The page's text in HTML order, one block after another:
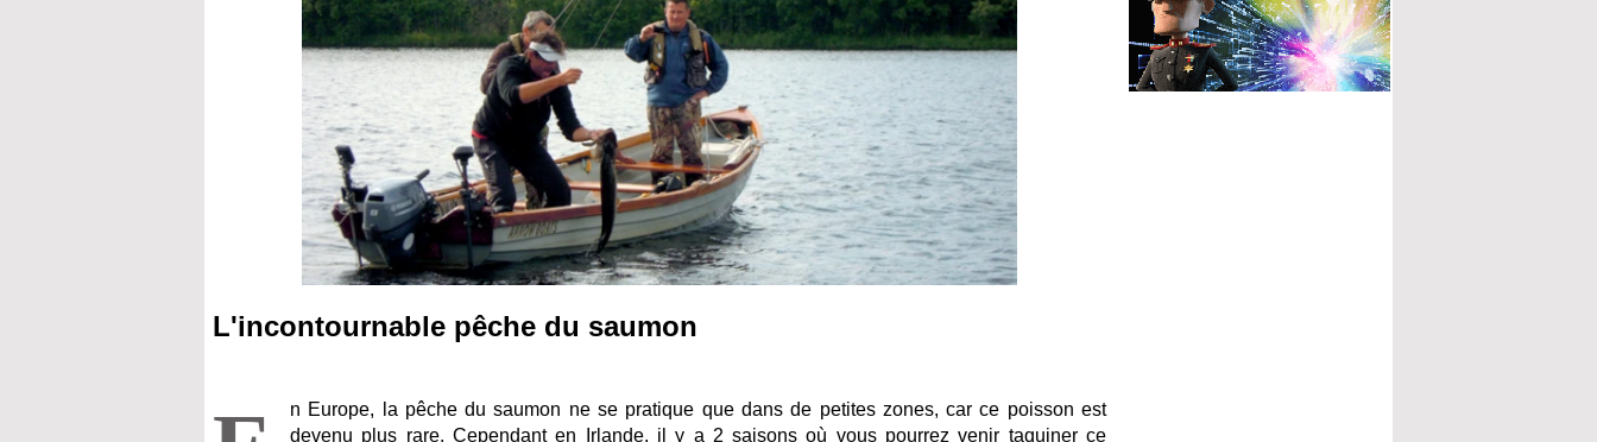
L'incontournable pêche du saumon
n Europe, la pêche du saumon ne se pratique que dans de petites zones, car ce poisson est
devenu plus rare. Cependant en Irlande, il y a 2 saisons où vous pourrez venir taquiner ce